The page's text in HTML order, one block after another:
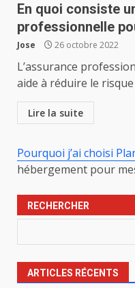
En quoi consiste
professionnelle
Jose 26 octobre 2022
L’assurance
aide à réduire le
Lire la suite
Pourquoi j’ai choisi
hébergement pour
RECHERCHER
ARTICLES RÉCENTS